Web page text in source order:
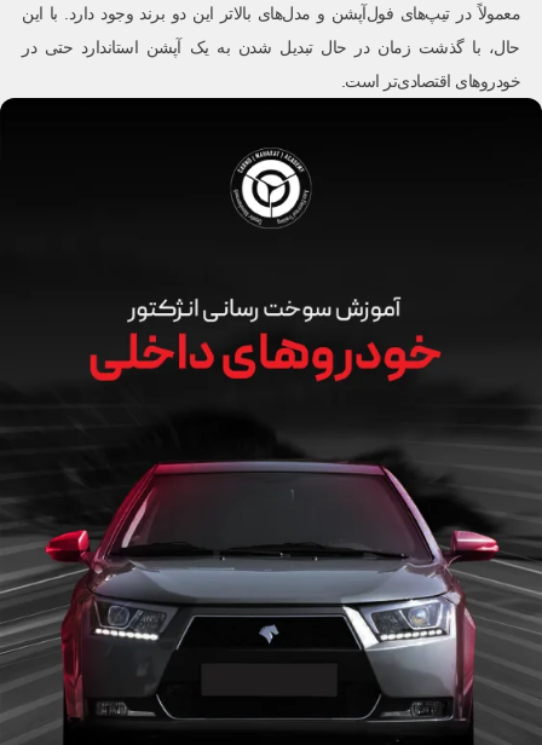
معمولاً در تیپ‌های فول‌آپشن و مدل‌های بالاتر این دو برند وجود دارد. با این
حال، با گذشت زمان در حال تبدیل شدن به یک آپشن استاندارد حتی در
خودروهای اقتصادی‌تر است.